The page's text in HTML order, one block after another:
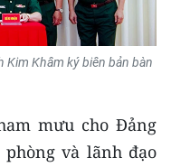
Kim Khâm ký biên bản bàn
mưu cho Đảng
và lãnh đạo